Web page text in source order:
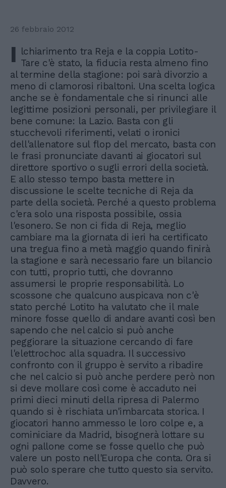
26 febbraio 2012
I lchiarimento tra Reja e la coppia Lotito-
Tare c'è stato, la fiducia resta almeno fino
al termine della stagione: poi sarà divorzio a
meno di clamorosi ribaltoni. Una scelta logica
anche se è fondamentale che si rinunci alle
legittime posizioni personali, per privilegiare il
bene comune: la Lazio. Basta con gli
stucchevoli riferimenti, velati o ironici
dell'allenatore sul flop del mercato, basta con
le frasi pronunciate davanti ai giocatori sul
direttore sportivo o sugli errori della società.
E allo stesso tempo basta mettere in
discussione le scelte tecniche di Reja da
parte della società. Perché a questo problema
c'era solo una risposta possibile, ossia
l'esonero. Se non ci fida di Reja, meglio
cambiare ma la giornata di ieri ha certificato
una tregua fino a metà maggio quando finirà
la stagione e sarà necessario fare un bilancio
con tutti, proprio tutti, che dovranno
assumersi le proprie responsabilità. Lo
scossone che qualcuno auspicava non c'è
stato perché Lotito ha valutato che il male
minore fosse quello di andare avanti così ben
sapendo che nel calcio si può anche
peggiorare la situazione cercando di fare
l'elettrochoc alla squadra. Il successivo
confronto con il gruppo è servito a ribadire
che nel calcio si può anche perdere però non
si deve mollare così come è accaduto nei
primi dieci minuti della ripresa di Palermo
quando si è rischiata un'imbarcata storica. I
giocatori hanno ammesso le loro colpe e, a
cominiciare da Madrid, bisognerà lottare su
ogni pallone come se fosse quello che può
valere un posto nell'Europa che conta. Ora si
può solo sperare che tutto questo sia servito.
Davvero.